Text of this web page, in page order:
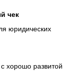
чек
юридических
с хорошо развитой